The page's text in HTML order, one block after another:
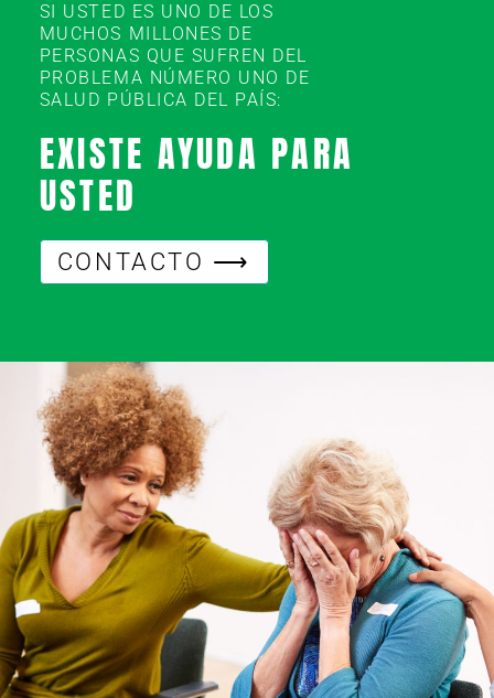
SI USTED ES UNO DE LOS
MUCHOS MILLONES DE
PERSONAS QUE SUFREN DEL
PROBLEMA NÚMERO UNO DE
SALUD PÚBLICA DEL PAÍS:
EXISTE AYUDA PARA
USTED
CONTACTO ⟶